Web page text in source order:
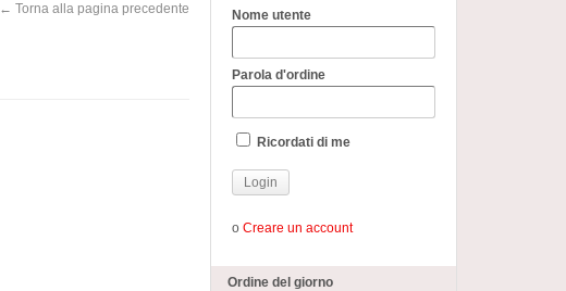
← Torna alla pagina precedente Nome utente
Parola d'ordine
Ricordati di me
oCreare un account
Ordine del giorno